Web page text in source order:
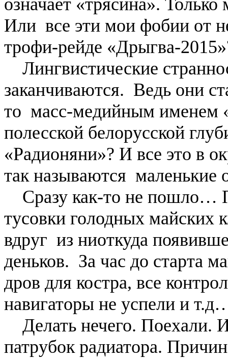
Или все эти мои фобии от
трофи-рейде «Дрыгва-
Лингвистические
заканчиваются. Ведь они
то масс-медийным именем
полесской белорусской
«Радионяни»? И все это в
так называются маленькие
Сразу как-то не пошло…
тусовки голодных
вдруг из ниоткуда
деньков. За час до старта
дров для костра, все
навигаторы не успели и
Делать нечего. Поехали.
патрубок радиатора.